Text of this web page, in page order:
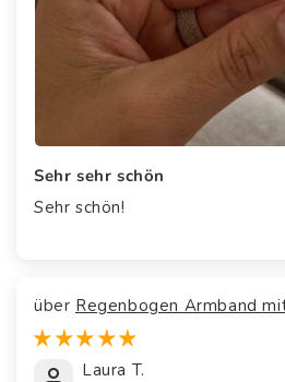
Sehr sehr schön
Sehr schön!
Regenbogen Armband
Laura T.